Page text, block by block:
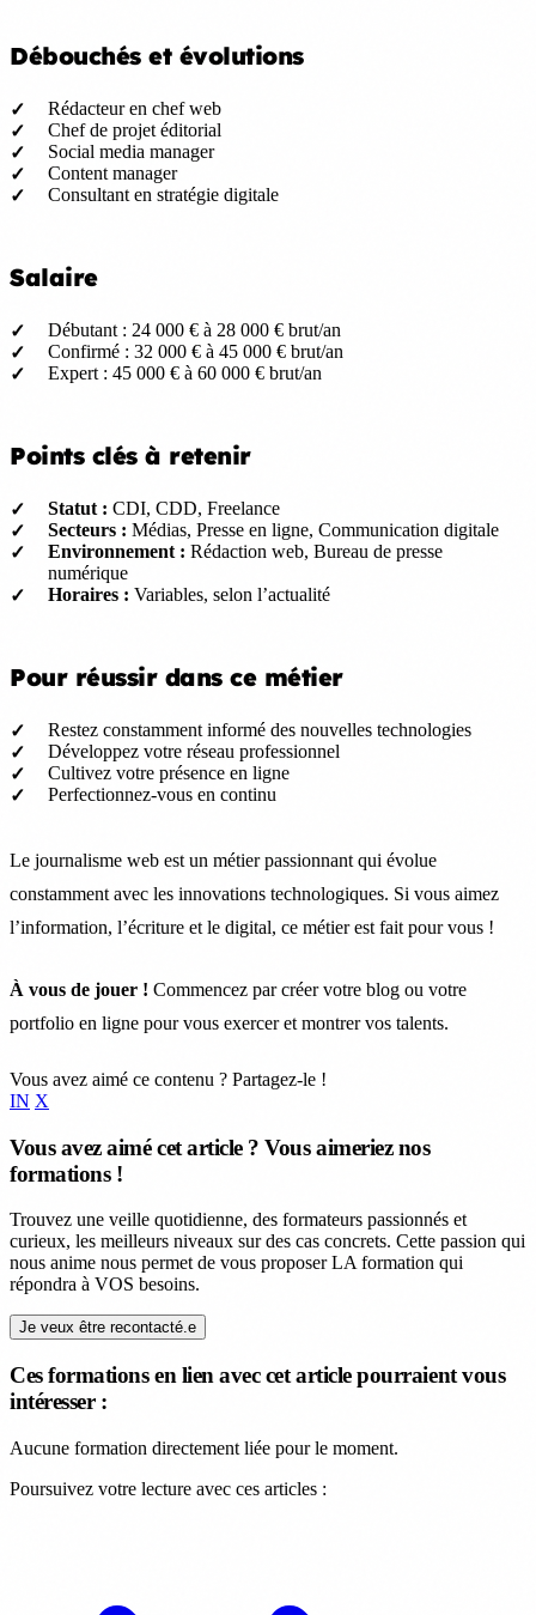
Débouchés et évolutions
Rédacteur en chef web
Chef de projet éditorial
Social media manager
Content manager
Consultant en stratégie digitale
Salaire
Débutant : 24 000 € à 28 000 € brut/an
Confirmé : 32 000 € à 45 000 € brut/an
Expert : 45 000 € à 60 000 € brut/an
Points clés à retenir
Statut : CDI, CDD, Freelance
Secteurs : Médias, Presse en ligne, Communication digitale
Environnement : Rédaction web, Bureau de presse
numérique
Horaires : Variables, selon l’actualité
Pour réussir dans ce métier
Restez constamment informé des nouvelles technologies
Développez votre réseau professionnel
Cultivez votre présence en ligne
Perfectionnez-vous en continu
Le journalisme web est un métier passionnant qui évolue
constamment avec les innovations technologiques. Si vous aimez
l’information, l’écriture et le digital, ce métier est fait pour vous !
À vous de jouer ! Commencez par créer votre blog ou votre
portfolio en ligne pour vous exercer et montrer vos talents.
Vous avez aimé ce contenu ? Partagez-le !
IN X
Vous avez aimé cet article ? Vous aimeriez nos
formations !
Trouvez une veille quotidienne, des formateurs passionnés et
curieux, les meilleurs niveaux sur des cas concrets. Cette passion qui
nous anime nous permet de vous proposer LA formation qui
répondra à VOS besoins.
Je veux être recontacté.e
Ces formations en lien avec cet article pourraient vous
intéresser :
Aucune formation directement liée pour le moment.
Poursuivez votre lecture avec ces articles :